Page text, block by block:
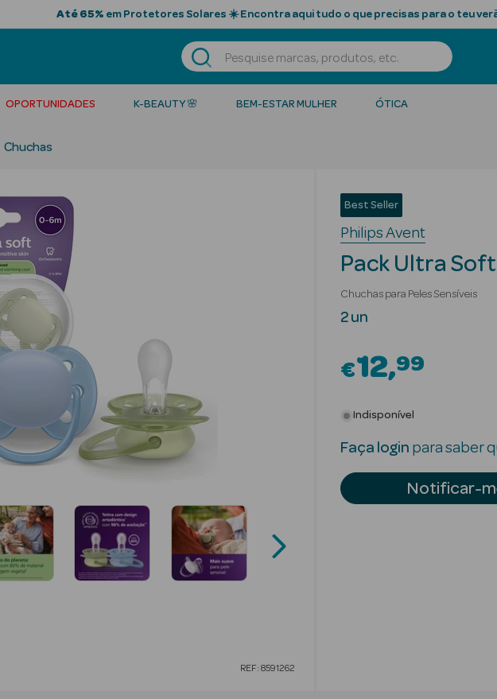
Até 65% em Protetores Solares ☀️ Encontra aqui tudo o que precisas para o teu
OPORTUNIDADES K-BEAUTY 🌸 BEM-ESTAR MULHER ÓTICA
Chuchas
REF: 8591262
Best Seller
Philips Avent
Pack Ultra
Chuchas para Peles Sensíveis
2 un
€12 99
Indisponível
Faça login para saber
Notificar-